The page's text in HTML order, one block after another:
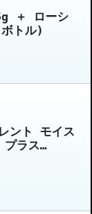
トル)
ント モイス
ラス
製】